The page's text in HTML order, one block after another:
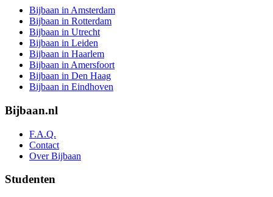
Bijbaan in Amsterdam
Bijbaan in Rotterdam
Bijbaan in Utrecht
Bijbaan in Leiden
Bijbaan in Haarlem
Bijbaan in Amersfoort
Bijbaan in Den Haag
Bijbaan in Eindhoven
Bijbaan.nl
F.A.Q.
Contact
Over Bijbaan
Studenten